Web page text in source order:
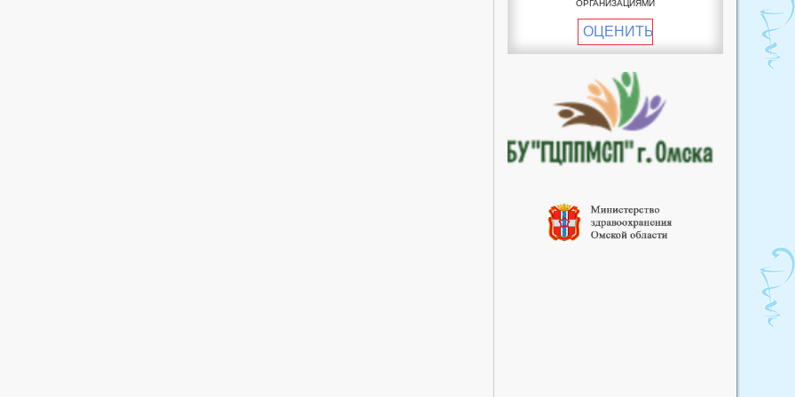
Пучковский фельдшерско-
акушерский пункт
Рославский фельдшерско-
акушерский пункт
Улендыкульский
фельдшерско-акушерский
пункт
Хуторский фельдшерско-
Южный фельдшерско-
акушерский пункт
ОРГАНИЗАЦИЯМИ
ОЦЕНИТЬ